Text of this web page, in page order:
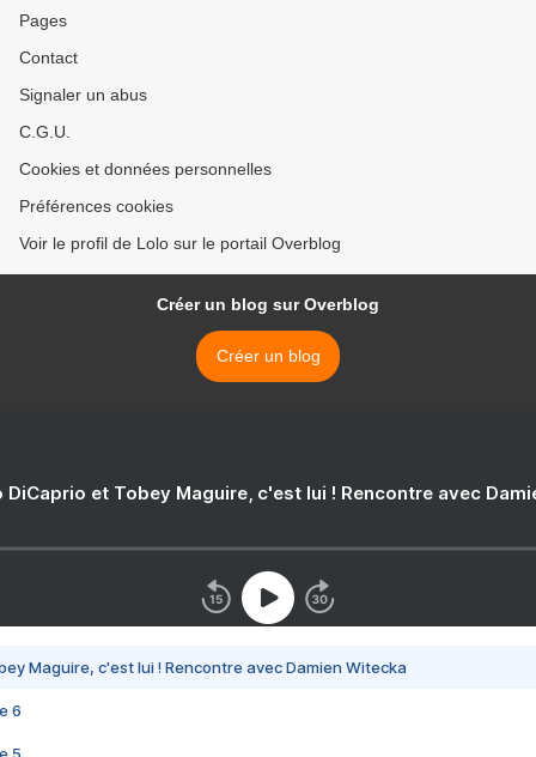
Pages
Contact
Signaler un abus
C.G.U.
Cookies et données personnelles
Préférences cookies
Voir le profil de Lolo sur le portail Overblog
Créer un blog sur Overblog
Créer un blog
DiCaprio et Tobey Maguire, c'est lui ! Rencontre avec
Maguire, c'est lui ! Rencontre avec Damien Witecka
6